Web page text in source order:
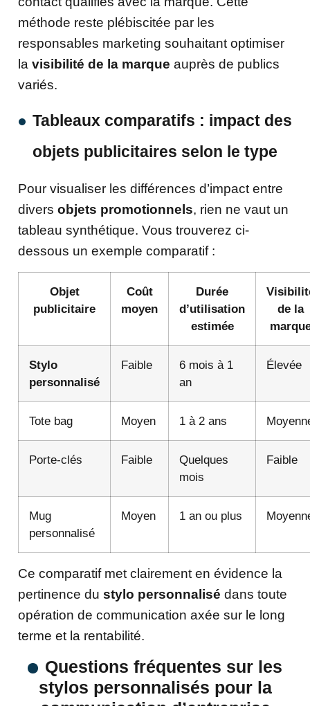
méthode reste plébiscitée par les
responsables marketing souhaitant optimiser
la visibilité de la marque auprès de publics
variés.
Tableaux comparatifs : impact des
objets publicitaires selon le type
Pour visualiser les différences d’impact entre
divers objets promotionnels, rien ne vaut un
tableau synthétique. Vous trouverez ci-
dessous un exemple comparatif :
Objet
publicitaire
Coût
moyen
Durée
d’utilisation
estimée
de la
Stylo
personnalisé
Faible
6 mois à 1
an
Élevée
Tote bag Moyen 1 à 2 ans
Porte-clés Faible
Quelques
mois
Faible
Mug
personnalisé
Moyen 1 an ou plus
Ce comparatif met clairement en évidence la
pertinence du stylo personnalisé dans toute
opération de communication axée sur le long
terme et la rentabilité.
Questions fréquentes sur les
stylos personnalisés pour la